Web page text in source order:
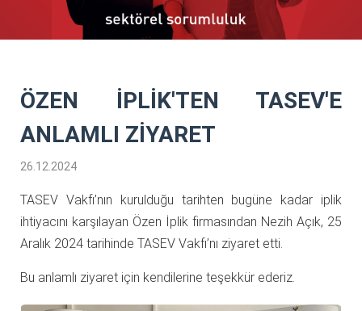
ÖZEN İPLİK'TEN TASEV'E
ANLAMLI ZİYARET
26.12.2024
TASEV Vakfı’nın kurulduğu tarihten bugüne kadar iplik
ihtiyacını karşılayan Özen İplik firmasından Nezih Açık, 25
Aralık 2024 tarihinde TASEV Vakfı’nı ziyaret etti.
Bu anlamlı ziyaret için kendilerine teşekkür ederiz.